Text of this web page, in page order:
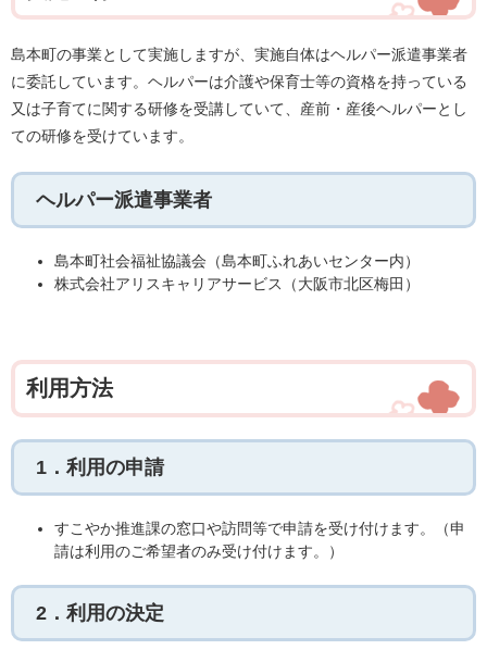
島本町の事業として実施しますが、実施自体はヘルパー派遣事業者
に委託しています。ヘルパーは介護や保育士等の資格を持っている
又は子育てに関する研修を受講していて、産前・産後ヘルパーとし
ての研修を受けています。
ヘルパー派遣事業者
島本町社会福祉協議会（島本町ふれあいセンター内）
株式会社アリスキャリアサービス（大阪市北区梅田）
利用方法
1．利用の申請
すこやか推進課の窓口や訪問等で申請を受け付けます。（申
請は利用のご希望者のみ受け付けます。）
2．利用の決定